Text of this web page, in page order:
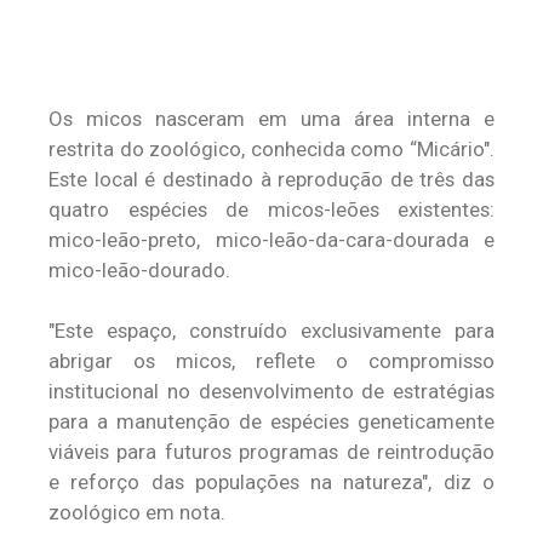
Os micos nasceram em uma área interna e
restrita do zoológico, conhecida como “Micário".
Este local é destinado à reprodução de três das
quatro espécies de micos-leões existentes:
mico-leão-preto, mico-leão-da-cara-dourada e
mico-leão-dourado.
"Este espaço, construído exclusivamente para
abrigar os micos, reflete o compromisso
institucional no desenvolvimento de estratégias
para a manutenção de espécies geneticamente
viáveis para futuros programas de reintrodução
e reforço das populações na natureza", diz o
zoológico em nota.